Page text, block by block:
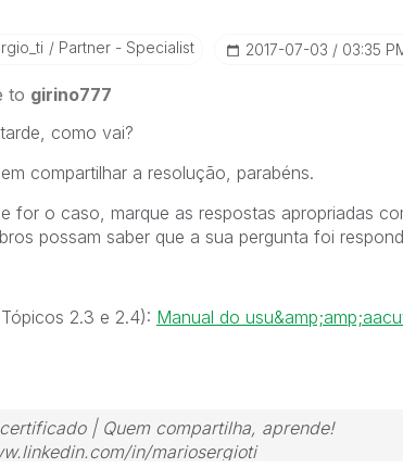
Partner - Specialist ‎2017-07-03 03:35
to girino777
como vai?
compartilhar a resolução, parabéns.
for o caso, marque as respostas apropriadas
possam saber que a sua pergunta foi
2.3 e 2.4): Manual do
| Quem compartilha, aprende!
in/mariosergioti